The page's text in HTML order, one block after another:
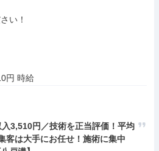
い！
円 時給
3,510円／技術を正当評価！平均
客は大手にお任せ！施術に集中